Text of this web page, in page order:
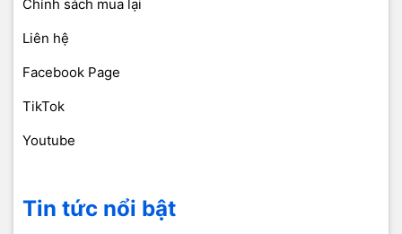
Chính sách mua lại
Liên hệ
Facebook Page
TikTok
Youtube
Tin tức nổi bật